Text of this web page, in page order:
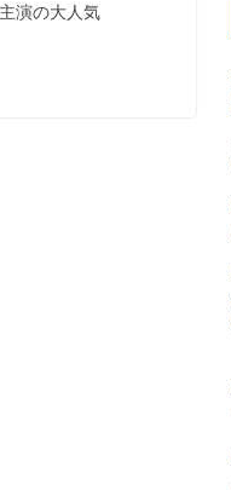
演の大人気